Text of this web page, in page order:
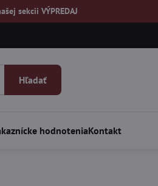
sekcii VÝPREDAJ
Hľadať
hodnoteniaKontakt